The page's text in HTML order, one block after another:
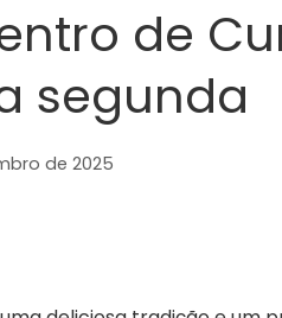
de
segunda
de 2025